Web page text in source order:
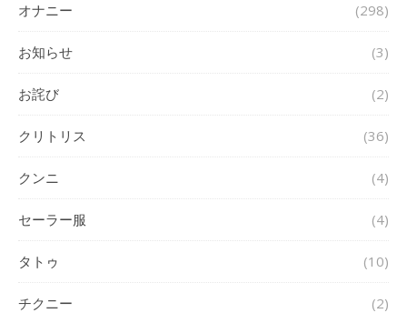
オナニー (298)
お知らせ (3)
お詫び (2)
クリトリス (36)
クンニ (4)
セーラー服 (4)
タトゥ (10)
チクニー (2)